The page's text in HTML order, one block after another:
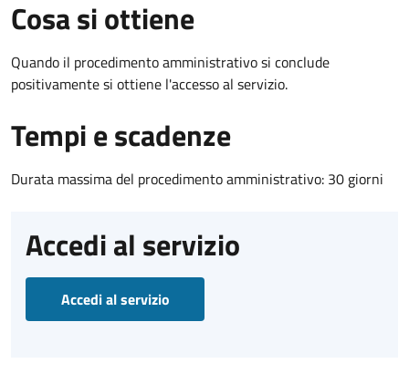
Cosa si ottiene
Quando il procedimento amministrativo si conclude
positivamente si ottiene l'accesso al servizio.
Tempi e scadenze
Durata massima del procedimento amministrativo: 30 giorni
Accedi al servizio
Accedi al servizio